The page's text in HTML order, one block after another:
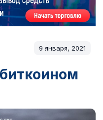
9 января, 2021